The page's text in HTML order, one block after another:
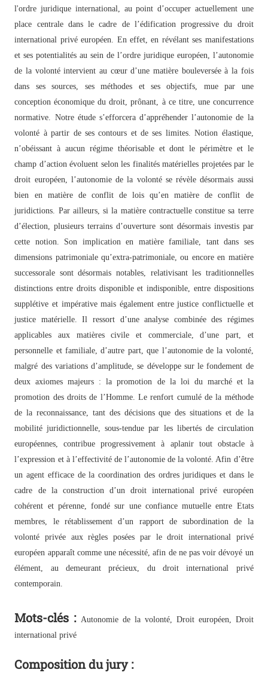
l'ordre juridique international, au point d’occuper actuellement une
place centrale dans le cadre de l’édification progressive du droit
international privé européen. En effet, en révélant ses manifestations
et ses potentialités au sein de l’ordre juridique européen, l’autonomie
de la volonté intervient au cœur d’une matière bouleversée à la fois
dans ses sources, ses méthodes et ses objectifs, mue par une
conception économique du droit, prônant, à ce titre, une concurrence
normative. Notre étude s’efforcera d’appréhender l’autonomie de la
volonté à partir de ses contours et de ses limites. Notion élastique,
n’obéissant à aucun régime théorisable et dont le périmètre et le
champ d’action évoluent selon les finalités matérielles projetées par le
droit européen, l’autonomie de la volonté se révèle désormais aussi
bien en matière de conflit de lois qu’en matière de conflit de
juridictions. Par ailleurs, si la matière contractuelle constitue sa terre
d’élection, plusieurs terrains d’ouverture sont désormais investis par
cette notion. Son implication en matière familiale, tant dans ses
dimensions patrimoniale qu’extra-patrimoniale, ou encore en matière
successorale sont désormais notables, relativisant les traditionnelles
distinctions entre droits disponible et indisponible, entre dispositions
supplétive et impérative mais également entre justice conflictuelle et
justice matérielle. Il ressort d’une analyse combinée des régimes
applicables aux matières civile et commerciale, d’une part, et
personnelle et familiale, d’autre part, que l’autonomie de la volonté,
malgré des variations d’amplitude, se développe sur le fondement de
deux axiomes majeurs : la promotion de la loi du marché et la
promotion des droits de l’Homme. Le renfort cumulé de la méthode
de la reconnaissance, tant des décisions que des situations et de la
mobilité juridictionnelle, sous-tendue par les libertés de circulation
européennes, contribue progressivement à aplanir tout obstacle à
l’expression et à l’effectivité de l’autonomie de la volonté. Afin d’être
un agent efficace de la coordination des ordres juridiques et dans le
cadre de la construction d’un droit international privé européen
cohérent et pérenne, fondé sur une confiance mutuelle entre Etats
membres, le rétablissement d’un rapport de subordination de la
volonté privée aux règles posées par le droit international privé
européen apparaît comme une nécessité, afin de ne pas voir dévoyé un
élément, au demeurant précieux, du droit international privé
contemporain.
Mots-clés : Autonomie de la volonté, Droit européen, Droit
international privé
Composition du jury :